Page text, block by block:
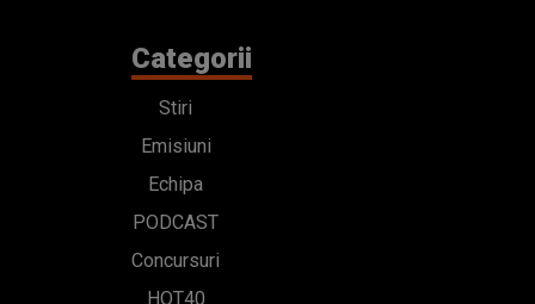
Categorii
Stiri
Emisiuni
Echipa
PODCAST
Concursuri
HOT40